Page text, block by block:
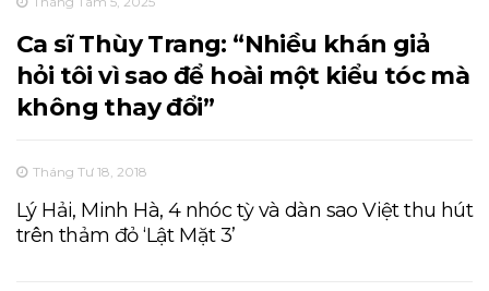
Ca sĩ Thùy Trang: “Nhiều khán giả
hỏi tôi vì sao để hoài một kiểu tóc mà
không thay đổi”
Tháng Tư 18, 2018
Lý Hải, Minh Hà, 4 nhóc tỳ và dàn sao Việt thu hút
trên thảm đỏ ‘Lật Mặt 3’